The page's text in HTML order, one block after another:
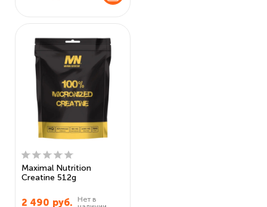
Maximal Nutrition
Creatine 512g
2 490 руб.
Нет в